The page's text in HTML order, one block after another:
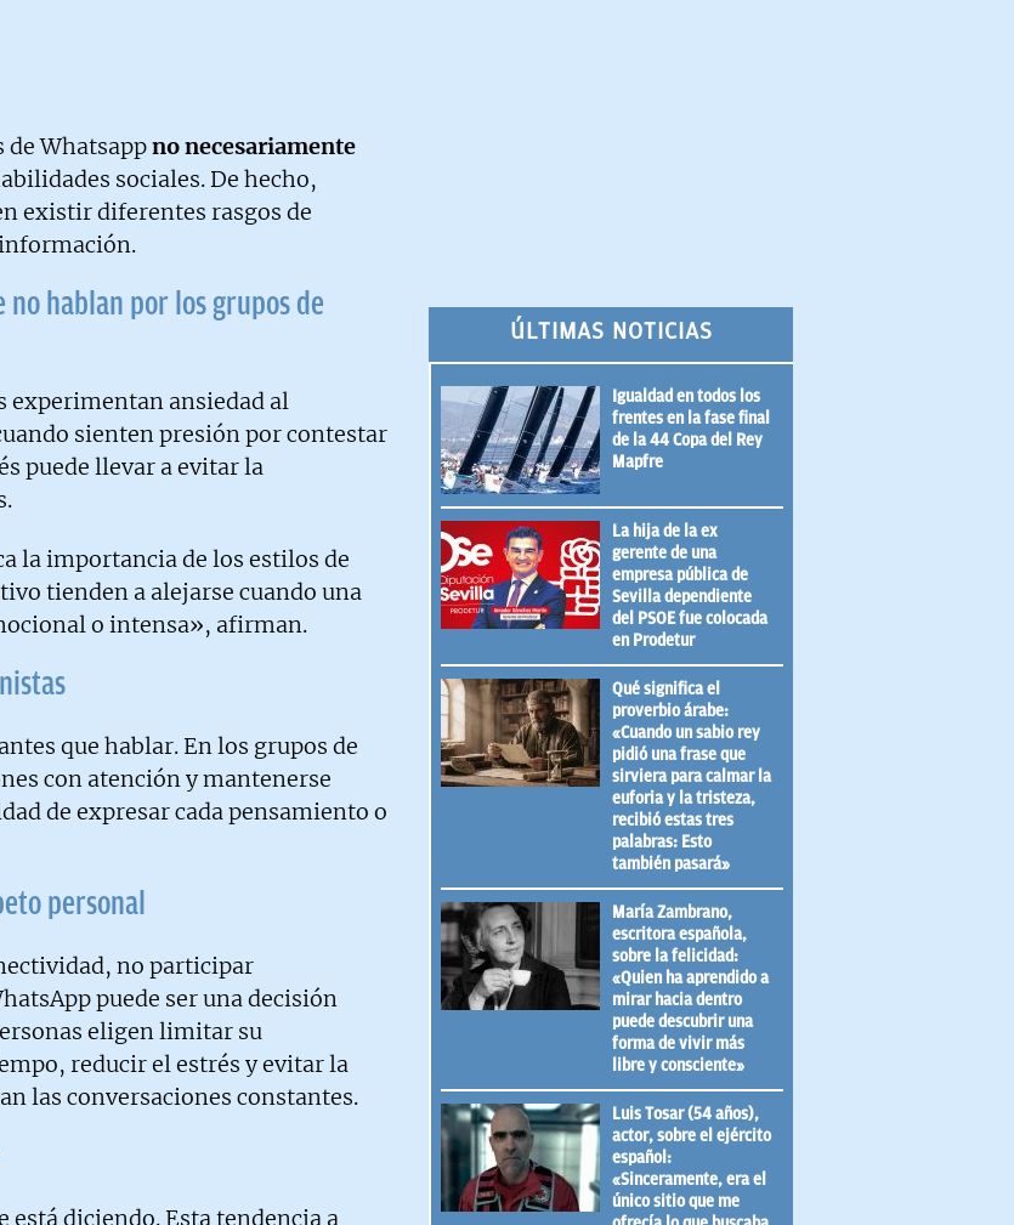
de Whatsappno necesariamente
sociales. De hecho,
existir diferentes rasgos de
no hablan por los grupos de
experimentan ansiedad al
sienten presión por contestar
puede llevar a evitar la
la importancia de los estilos de
tienden a alejarse cuando una
o intensa», afirman.
que hablar. En los grupos de
con atención y mantenerse
de expresar cada pensamiento o
personal
no participar
puede ser una decisión
eligen limitar su
reducir el estrés y evitar la
las conversaciones constantes.
está diciendo. Esta tendencia a
ÚLTIMAS NOTICIAS
Igualdad en todos los
frentes en la fase final
de la 44 Copa del Rey
Mapfre
La hija de la ex
gerente de una
empresa pública de
Sevilla dependiente
del PSOE fue colocada
en Prodetur
Qué significa el
proverbio árabe:
«Cuando un sabio rey
pidió una frase que
sirviera para calmar la
euforia y la tristeza,
recibió estas tres
palabras: Esto
también pasará»
María Zambrano,
escritora española,
sobre la felicidad:
«Quien ha aprendido a
mirar hacia dentro
puede descubrir una
forma de vivir más
libre y consciente»
Luis Tosar (54 años),
actor, sobre el ejército
español:
«Sinceramente, era el
único sitio que me